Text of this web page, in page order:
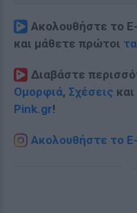
Ακολουθήστε το
και μάθετε πρώτοι
Διαβάστε
Ομορφιά, Σχέσεις
Pink.gr!
Ακολουθήστε το